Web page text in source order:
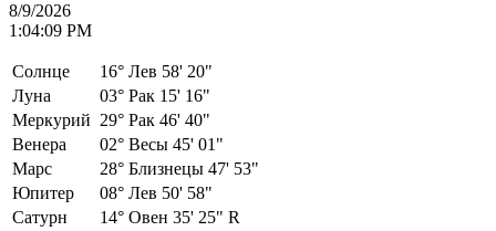
8/9/2026
1:04:09 PM
Солнце 16° Лев 58' 20"
Луна
03° Рак 15' 16"
Меркурий 29° Рак 46' 40"
Венера
02° Весы 45' 01"
Марс
28° Близнецы 47' 53"
Юпитер
08° Лев 50' 58"
Сатурн
14° Овен 35' 25" R